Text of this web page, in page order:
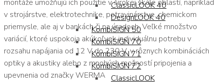
ClassicLOOK 40
DesignLOOK 40
KombiSIGN 50
KombiSIGN 70
KombiSIGN 71
KombiSIGN 72
ClassicLOOK
montáže umožňujú ich použitie v širokej škále oblastí, napríklad
v strojárstve, elektrotechnike, potravinárstve, chemickom
priemysle, ale aj v bankách či na úradoch. Veľké množstvo
variácií, ktoré uspokoja akúkoľvek individuálnu potrebu v
rozsahu napájania od 12 V do 230 V, v rôznych kombináciách
optiky a akustiky alebo z mnohých možností pripojenia a
upevnenia od značky WERMA